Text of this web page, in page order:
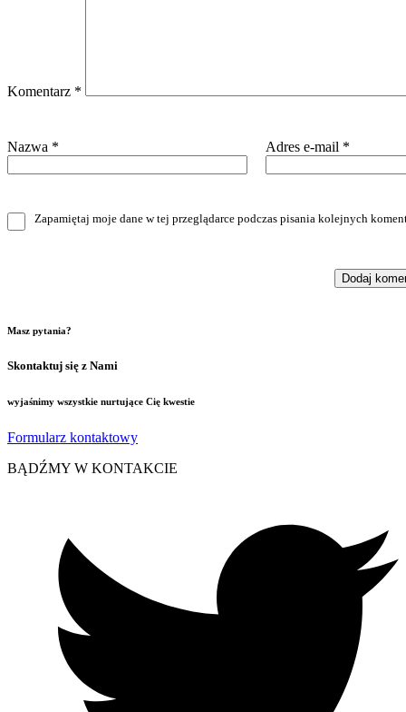
Komentarz *
Nazwa * Adres e-mail *
Zapamiętaj moje dane w tej przeglądarce podczas pisania kolejnych
Masz pytania?
Skontaktuj się z Nami
wyjaśnimy wszystkie nurtujące Cię kwestie
Formularz kontaktowy
BĄDŹMY W KONTAKCIE